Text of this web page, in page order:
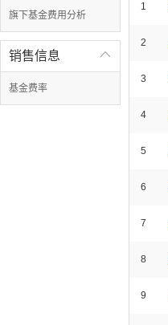
旗下基金费用分析

销售信息
基金费率
1
2
3
4
5
6
7
8
9